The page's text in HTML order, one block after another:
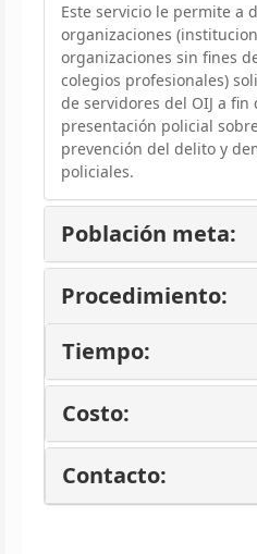
Este servicio le permite a
organizaciones
organizaciones sin fines
colegios profesionales)
de servidores del OIJ a
presentación policial
prevención del delito y
policiales.
Población meta:
Procedimiento:
Tiempo:
Costo:
Contacto: